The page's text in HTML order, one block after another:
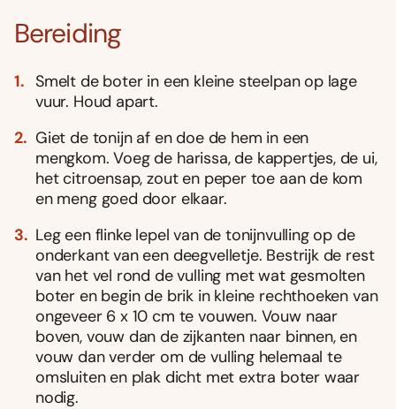
Bereiding
Smelt de boter in een kleine steelpan op lage
vuur. Houd apart.
Giet de tonijn af en doe de hem in een
mengkom. Voeg de harissa, de kappertjes, de ui,
het citroensap, zout en peper toe aan de kom
en meng goed door elkaar.
Leg een flinke lepel van de tonijnvulling op de
onderkant van een deegvelletje. Bestrijk de rest
van het vel rond de vulling met wat gesmolten
boter en begin de brik in kleine rechthoeken van
ongeveer 6 x 10 cm te vouwen. Vouw naar
boven, vouw dan de zijkanten naar binnen, en
vouw dan verder om de vulling helemaal te
omsluiten en plak dicht met extra boter waar
nodig.